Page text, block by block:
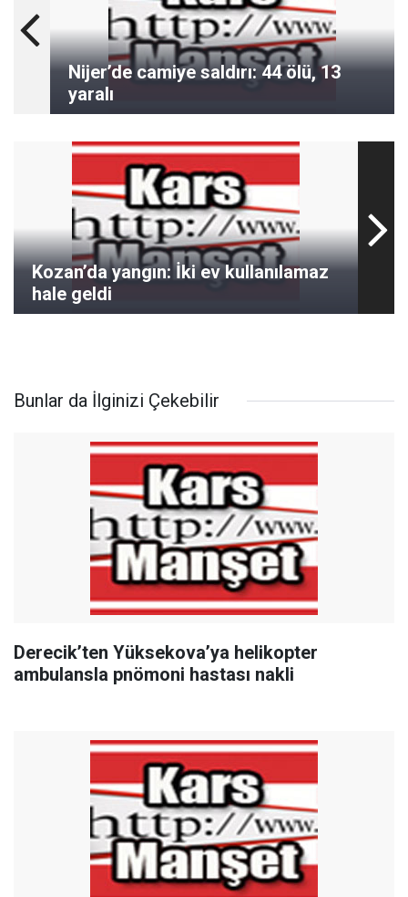
Nijer’de camiye saldırı: 44 ölü, 13
yaralı
Kozan’da yangın: İki ev kullanılamaz
hale geldi
Bunlar da İlginizi Çekebilir
Derecik’ten Yüksekova’ya helikopter
ambulansla pnömoni hastası nakli